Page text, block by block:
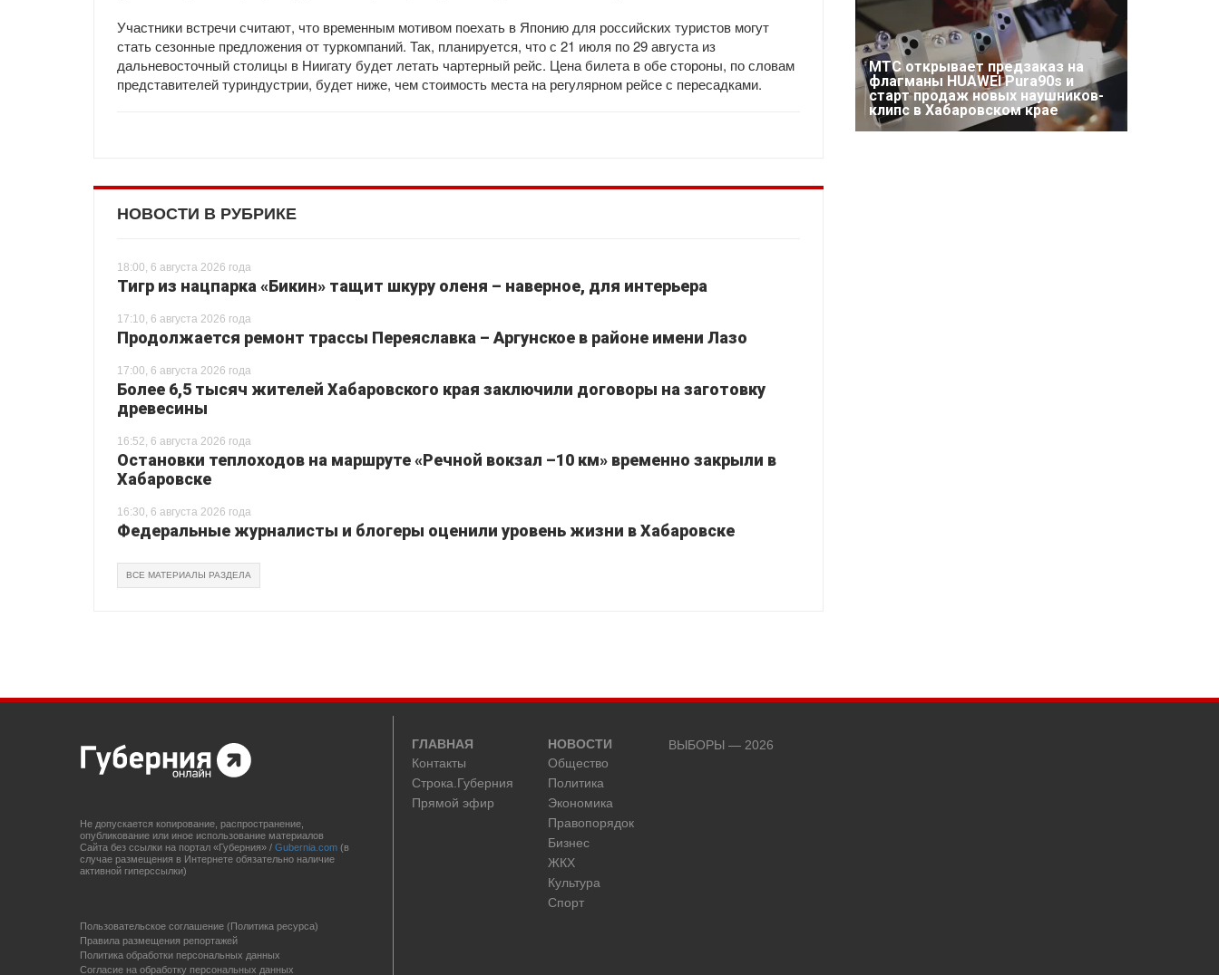
Участники встречи считают, что временным мотивом поехать в Японию для российских туристов могут
стать сезонные предложения от туркомпаний. Так, планируется, что с 21 июля по 29 августа из
дальневосточный столицы в Ниигату будет летать чартерный рейс. Цена билета в обе стороны, по словам
представителей туриндустрии, будет ниже, чем стоимость места на регулярном рейсе с пересадками.
НОВОСТИ В РУБРИКЕ
18:00, 6 августа 2026 года
Тигр из нацпарка «Бикин» тащит шкуру оленя – наверное, для интерьера
17:10, 6 августа 2026 года
Продолжается ремонт трассы Переяславка – Аргунское в районе имени Лазо
17:00, 6 августа 2026 года
Более 6,5 тысяч жителей Хабаровского края заключили договоры на заготовку
древесины
16:52, 6 августа 2026 года
Остановки теплоходов на маршруте «Речной вокзал –10 км» временно закрыли в
Хабаровске
16:30, 6 августа 2026 года
Федеральные журналисты и блогеры оценили уровень жизни в Хабаровске
ВСЕ МАТЕРИАЛЫ РАЗДЕЛА
МТС открывает предзаказ на
флагманы HUAWEI Pura90s и
старт продаж новых наушников-
клипс в Хабаровском крае
Не допускается копирование, распространение,
опубликование или иное использование материалов
Сайта без ссылки на портал «Губерния» / Gubernia.com (в
случае размещения в Интернете обязательно наличие
активной гиперссылки)
Пользовательское соглашение (Политика ресурса)
Правила размещения репортажей
Политика обработки персональных данных
Согласие на обработку персональных данных
ГЛАВНАЯ
Контакты
Строка.Губерния
Прямой эфир
НОВОСТИ
Общество
Политика
Экономика
Правопорядок
Бизнес
ЖКХ
Культура
Спорт
ВЫБОРЫ — 2026